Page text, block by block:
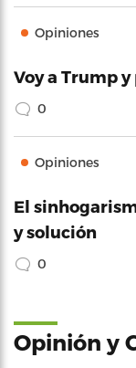
Opiniones
Voy a Trump
0
Opiniones
El
y solución
0
Opinión y